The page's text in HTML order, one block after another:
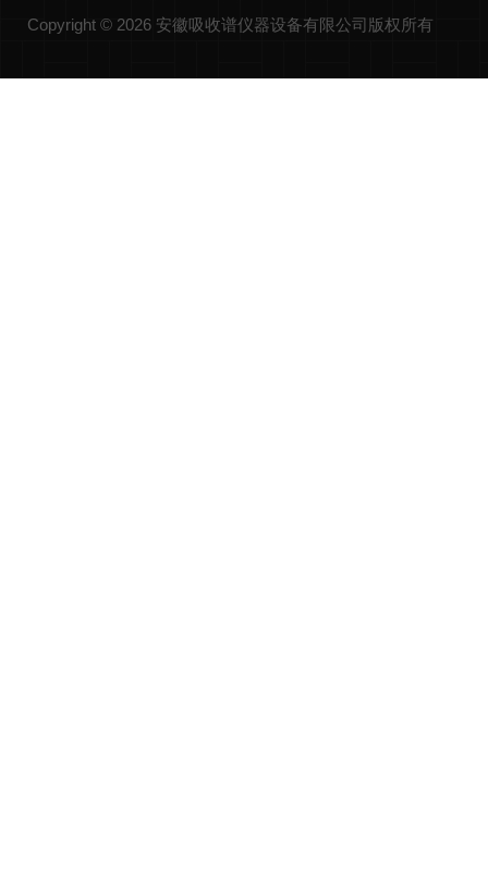
Copyright © 2026 安徽吸收谱仪器设备有限公司版权所有